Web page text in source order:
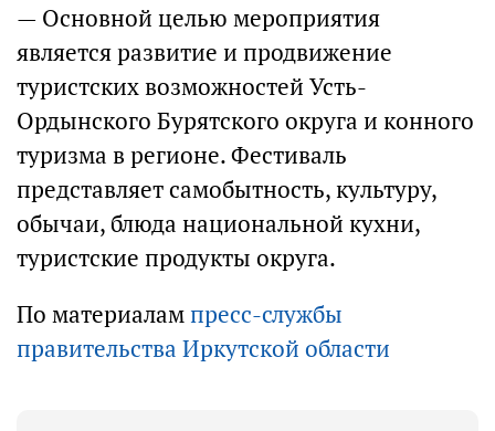
— Основной целью мероприятия
является развитие и продвижение
туристских возможностей Усть-
Ордынского Бурятского округа и конного
туризма в регионе. Фестиваль
представляет самобытность, культуру,
обычаи, блюда национальной кухни,
туристские продукты округа.
По материалампресс-службы
правительства Иркутской области